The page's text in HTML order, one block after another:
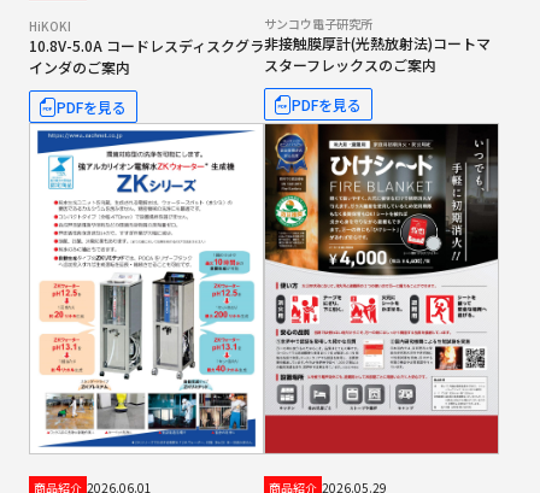
HiKOKI
10.8V-5.0A コードレスディスクグラ
インダのご案内
PDFを見る
サンコウ電子研究所
非接触膜厚計(光熱放射法)コートマ
スターフレックスのご案内
PDFを見る
商品紹介 2026.06.01 商品紹介 2026.05.29